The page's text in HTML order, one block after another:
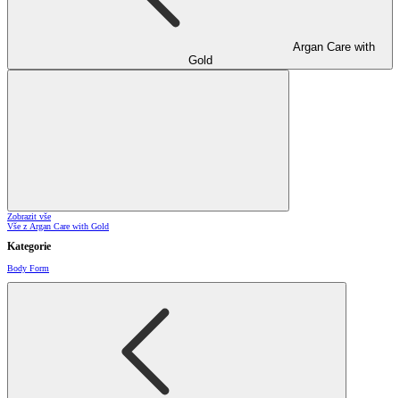
Argan Care with
Gold
Zobrazit vše
Vše z Argan Care with Gold
Kategorie
Body Form